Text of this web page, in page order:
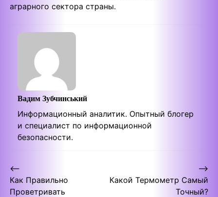
аграрного сектора страны.
Вадим Зубчинський
Информационный аналитик. Опытный блогер
и специалист по информационной
безопасности.
Post
navigation
⟵
Как Правильно
Проветривать
Какой Термометр Самый
Точный?
⟶